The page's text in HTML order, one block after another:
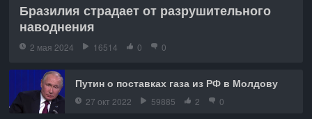
Бразилия страдает от разрушительного
наводнения
2 мая 2024 16514 0 0
Путин о поставках газа из РФ в Молдову
27 окт 2022 59885 2 0